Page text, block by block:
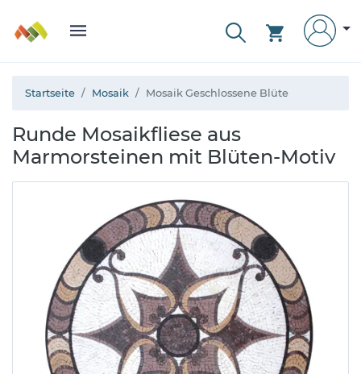
Startseite Mosaik Mosaik Geschlossene Blüte
Runde Mosaikfliese aus
Marmorsteinen mit Blüten-Motiv